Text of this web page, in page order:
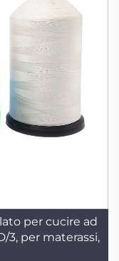
per cucire ad
3, per materassi,